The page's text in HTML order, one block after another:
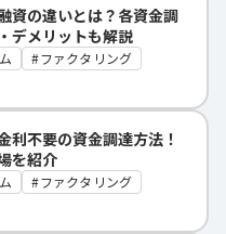
資の違いとは？各資金調
デメリットも解説
ファクタリング
利不要の資金調達方法！
を紹介
ファクタリング